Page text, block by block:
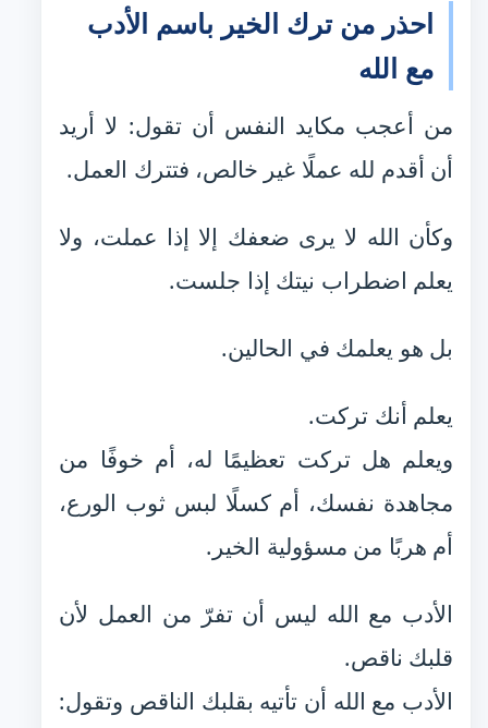
احذر من ترك الخير باسم الأدب
مع الله
من أعجب مكايد النفس أن تقول: لا أريد
أن أقدم لله عملًا غير خالص، فتترك العمل.
وكأن الله لا يرى ضعفك إلا إذا عملت، ولا
يعلم اضطراب نيتك إذا جلست.
بل هو يعلمك في الحالين.
يعلم أنك تركت.
ويعلم هل تركت تعظيمًا له، أم خوفًا من
مجاهدة نفسك، أم كسلًا لبس ثوب الورع،
أم هربًا من مسؤولية الخير.
الأدب مع الله ليس أن تفرّ من العمل لأن
قلبك ناقص.
الأدب مع الله أن تأتيه بقلبك الناقص وتقول: